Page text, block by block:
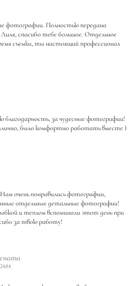
фотографии. Полностью передана
спасибо тебе большое. Отдельное
съемки, ты настоящий профессионал
благодарность, за чудесные фотографии!
было комфортно работать вместе )
очень понравились фотографии,
отдельные детальные фотографии!
и теплом вспоминали этот день при
за твою работу!